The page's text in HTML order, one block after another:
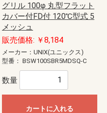
グリル 100φ 丸型フラット
カバー付FD付 120℃型式 5
メッシュ
販売価格: ￥8,184
メーカー：UNIX(ユニックス)
型番： BSW100SBR5MDSQ-C
数量
カートに入れる